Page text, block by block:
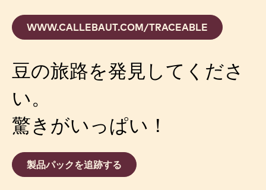
WWW.CALLEBAUT.COM/TRACEABLE
豆の旅路を発見してくださ
い。
驚きがいっぱい！
製品パックを追跡する